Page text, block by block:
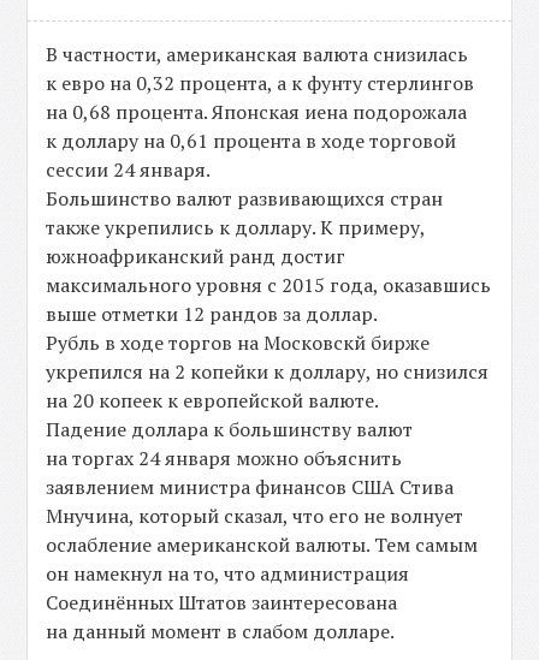
В частности, американская валюта снизилась
к евро на 0,32 процента, а к фунту стерлингов
на 0,68 процента. Японская иена подорожала
к доллару на 0,61 процента в ходе торговой
сессии 24 января.
Большинство валют развивающихся стран
также укрепились к доллару. К примеру,
южноафриканский ранд достиг
максимального уровня с 2015 года, оказавшись
выше отметки 12 рандов за доллар.
Рубль в ходе торгов на Московскй бирже
укрепился на 2 копейки к доллару, но снизился
на 20 копеек к европейской валюте.
Падение доллара к большинству валют
на торгах 24 января можно объяснить
заявлением министра финансов США Стива
Мнучина, который сказал, что его не волнует
ослабление американской валюты. Тем самым
он намекнул на то, что администрация
Соединённых Штатов заинтересована
на данный момент в слабом долларе.